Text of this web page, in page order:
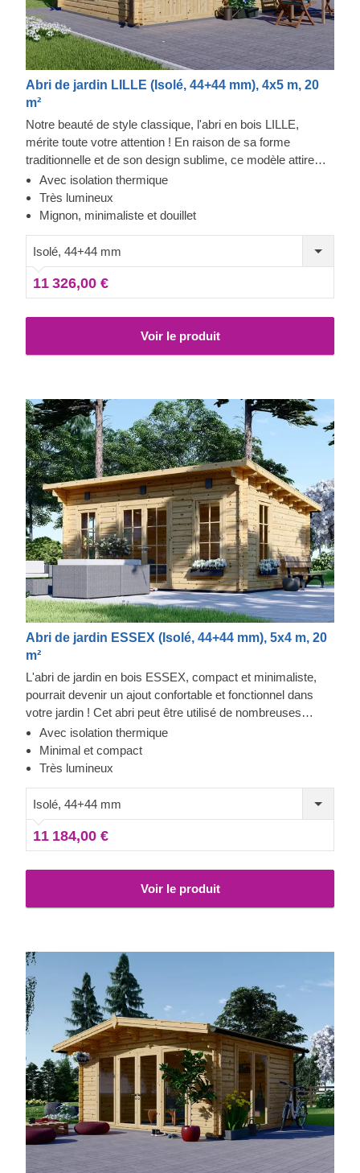
Abri de jardin LILLE (Isolé, 44+44 mm), 4x5 m, 20
m²
Notre beauté de style classique, l'abri en bois LILLE,
mérite toute votre attention ! En raison de sa forme
traditionnelle et de son design sublime, ce modèle attire
généralement les clients qui apprécient la simplicité et
l'esthétique classique du bois. Cet abri lumineux et
spacieux peut se transformer en bureau à domicile, en
des moments de détente en famille.
Avec isolation thermique
Très lumineux
Mignon, minimaliste et douillet
Isolé, 44+44 mm
11 326,00 €
Voir le produit
Abri de jardin ESSEX (Isolé, 44+44 mm), 5x4 m, 20
m²
L'abri de jardin en bois ESSEX, compact et minimaliste,
pourrait devenir un ajout confortable et fonctionnel dans
votre jardin ! Cet abri peut être utilisé de nombreuses
façons. Il pourra devenir un salon confortable, une pièce
destinée au télétravail, un espace de stockage, ou encore
un studio dans lequel exercer vos loisirs.
Avec isolation thermique
Minimal et compact
Très lumineux
Isolé, 44+44 mm
11 184,00 €
Voir le produit